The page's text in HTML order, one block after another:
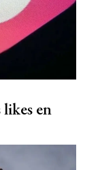
likes en